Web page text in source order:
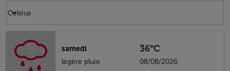
Celsius
keyboard_arrow_down
samedi
légère pluie
36°C
08/08/2026